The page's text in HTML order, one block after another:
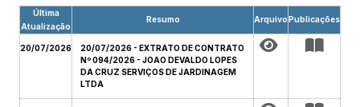
Última
Atualização
Resumo ArquivoPublicações
20/07/2026
20/07/2026 - EXTRATO DE CONTRATO
Nº 094/2026 - JOAO DEVALDO LOPES
DA CRUZ SERVIÇOS DE JARDINAGEM
LTDA